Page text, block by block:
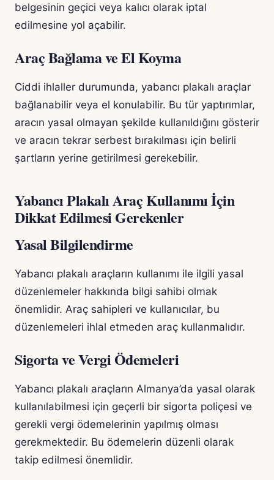
belgesinin geçici veya kalıcı olarak iptal
edilmesine yol açabilir.
Araç Bağlama ve El Koyma
Ciddi ihlaller durumunda, yabancı plakalı araçlar
bağlanabilir veya el konulabilir. Bu tür yaptırımlar,
aracın yasal olmayan şekilde kullanıldığını gösterir
ve aracın tekrar serbest bırakılması için belirli
şartların yerine getirilmesi gerekebilir.
Yabancı Plakalı Araç Kullanımı İçin
Dikkat Edilmesi Gerekenler
Yasal Bilgilendirme
Yabancı plakalı araçların kullanımı ile ilgili yasal
düzenlemeler hakkında bilgi sahibi olmak
önemlidir. Araç sahipleri ve kullanıcılar, bu
düzenlemeleri ihlal etmeden araç kullanmalıdır.
Sigorta ve Vergi Ödemeleri
Yabancı plakalı araçların Almanya’da yasal olarak
kullanılabilmesi için geçerli bir sigorta poliçesi ve
gerekli vergi ödemelerinin yapılmış olması
gerekmektedir. Bu ödemelerin düzenli olarak
takip edilmesi önemlidir.